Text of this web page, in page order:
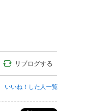
リブログする
いいね！した人一覧